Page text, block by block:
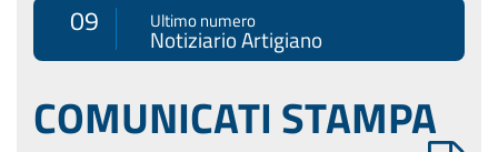
09 Ultimo numero
Notiziario Artigiano
COMUNICATI STAMPA